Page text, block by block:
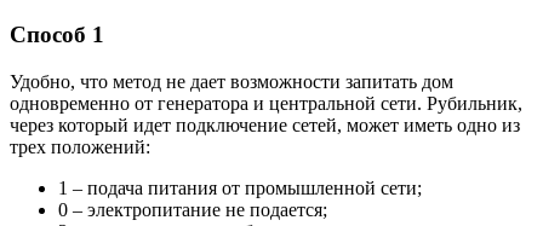
Способ 1
Удобно, что метод не дает возможности запитать дом
одновременно от генератора и центральной сети. Рубильник,
через который идет подключение сетей, может иметь одно из
трех положений:
1 – подача питания от промышленной сети;
0 – электропитание не подается;